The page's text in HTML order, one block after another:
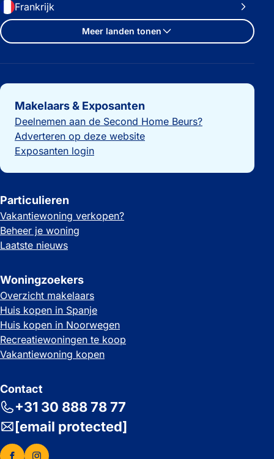
Frankrijk
Meer landen tonen
Belangrijke links
Makelaars & Exposanten
Deelnemen aan de Second Home Beurs?
Adverteren op deze website
Exposanten login
Particulieren
Vakantiewoning verkopen?
Beheer je woning
Laatste nieuws
Woningzoekers
Overzicht makelaars
Huis kopen in Spanje
Huis kopen in Noorwegen
Recreatiewoningen te koop
Vakantiewoning kopen
Contact
+31 30 888 78 77
[email protected]